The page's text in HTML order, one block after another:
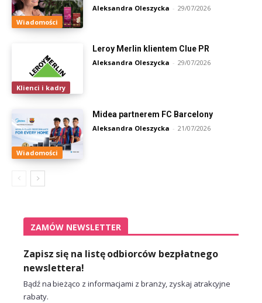
Wiadomości
Aleksandra Oleszycka - 29/07/2026
Klienci i kadry
Leroy Merlin klientem Clue PR
Aleksandra Oleszycka - 29/07/2026
Wiadomości
Midea partnerem FC Barcelony
Aleksandra Oleszycka - 21/07/2026
ZAMÓW NEWSLETTER
Zapisz się na listę odbiorców bezpłatnego
newslettera!
Bądź na bieżąco z informacjami z branży, zyskaj atrakcyjne
rabaty.